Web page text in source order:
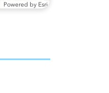
location
Powered by Esri